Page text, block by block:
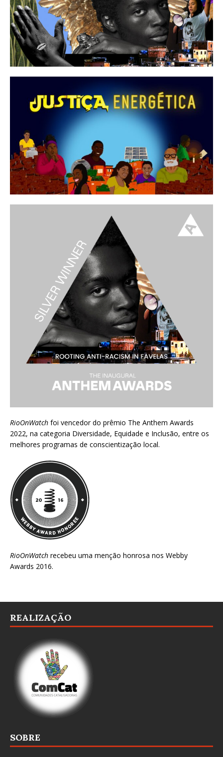
RioOnWatch foi vencedor do prêmio The Anthem Awards
2022, na categoria Diversidade, Equidade e Inclusão, entre os
melhores programas de conscientização local.
RioOnWatch recebeu uma menção honrosa nos Webby
Awards 2016.
REALIZAÇÃO
SOBRE